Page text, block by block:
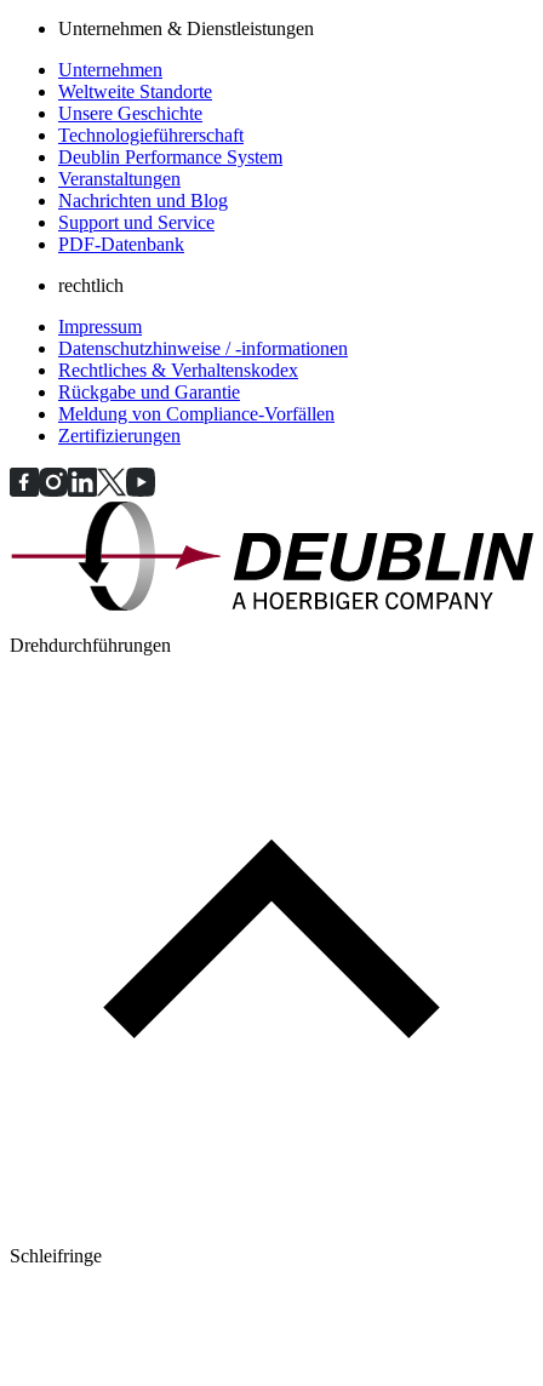
Unternehmen & Dienstleistungen
Unternehmen
Weltweite Standorte
Unsere Geschichte
Technologieführerschaft
Deublin Performance System
Veranstaltungen
Nachrichten und Blog
Support und Service
PDF-Datenbank
rechtlich
Impressum
Datenschutzhinweise / -informationen
Rechtliches & Verhaltenskodex
Rückgabe und Garantie
Meldung von Compliance-Vorfällen
Zertifizierungen
Drehdurchführungen
Schleifringe